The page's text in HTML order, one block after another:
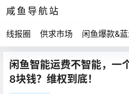
咸鱼导航站
线报圈 供求市场 闲鱼爆款&
闲鱼智能运费不智能，一
8块钱？维权到底！